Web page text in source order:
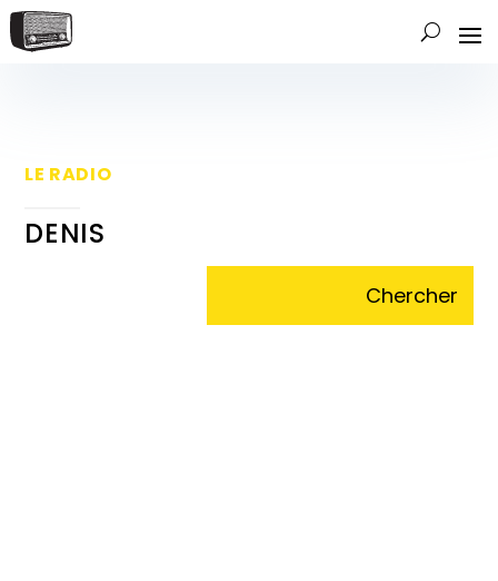
LE RADIO
DENIS